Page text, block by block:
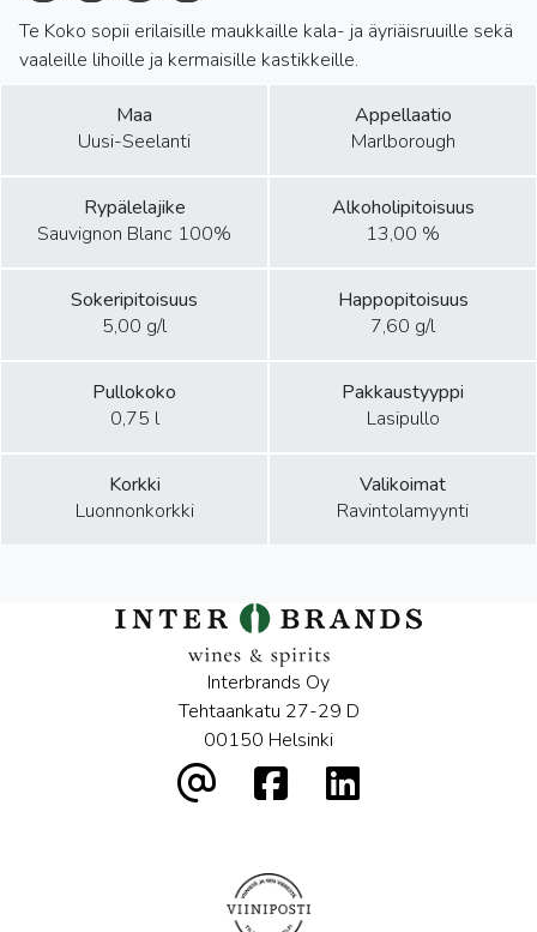
Te Koko sopii erilaisille maukkaille kala- ja äyriäisruuille sekä
vaaleille lihoille ja kermaisille kastikkeille.
Maa
Uusi-Seelanti
Appellaatio
Marlborough
Rypälelajike
Sauvignon Blanc 100%
Alkoholipitoisuus
13,00 %
Sokeripitoisuus
5,00 g/l
Happopitoisuus
7,60 g/l
Pullokoko
0,75 l
Pakkaustyyppi
Lasipullo
Korkki
Luonnonkorkki
Valikoimat
Ravintolamyynti
Interbrands Oy
Tehtaankatu 27-29 D
00150 Helsinki